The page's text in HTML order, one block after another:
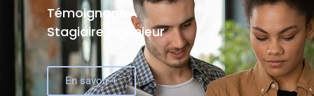
Témoignage
Stagiaire Ingénieur
En savoir +